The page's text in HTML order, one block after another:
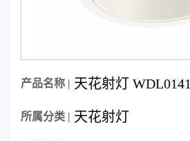
产品名称 | 天花射灯 WDL0141
所属分类 | 天花射灯